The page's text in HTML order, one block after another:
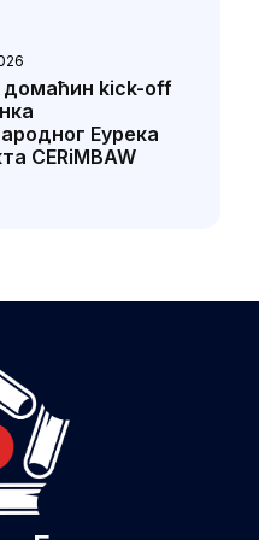
kick-off
Еурека
CERiMBAW